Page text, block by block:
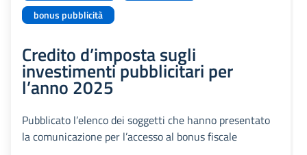
bonus pubblicità
Credito d’imposta sugli
investimenti pubblicitari per
l’anno 2025
Pubblicato l’elenco dei soggetti che hanno presentato
la comunicazione per l’accesso al bonus fiscale